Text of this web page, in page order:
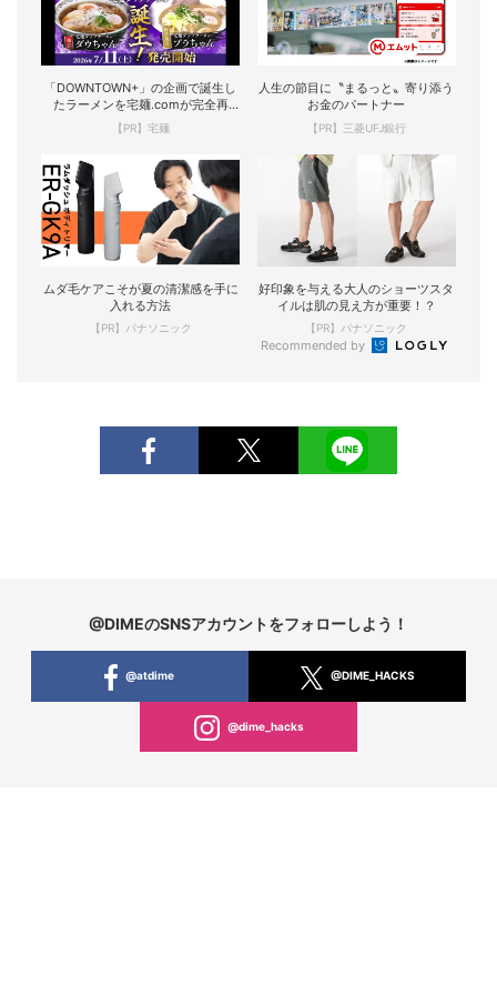
「DOWNTOWN+」の企画で誕生し
たラーメンを宅麺.comが完全再
現！
【PR】宅麺
人生の節目に〝まるっと〟寄り添う
お金のパートナー
【PR】三菱UFJ銀行
ムダ毛ケアこそが夏の清潔感を手に
入れる方法
【PR】パナソニック
好印象を与える大人のショーツスタ
イルは肌の見え方が重要！？
【PR】パナソニック
Recommended by
@DIMEのSNSアカウントをフォローしよう！
@atdime @DIME_HACKS
@dime_hacks